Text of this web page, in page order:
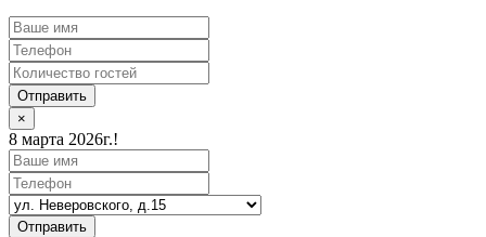
Отправить
×
8 марта 2026г.!
Отправить